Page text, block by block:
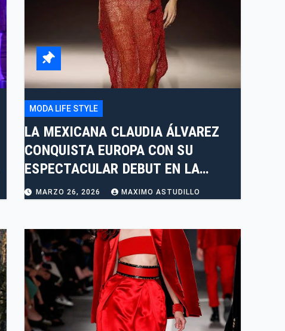
MODA LIFE STYLE
LA MEXICANA CLAUDIA ÁLVAREZ
CONQUISTA EUROPA CON SU
ESPECTACULAR DEBUT EN LA
PASARELA DE SIMORRA
MARZO 26, 2026 MAXIMO ASTUDILLO